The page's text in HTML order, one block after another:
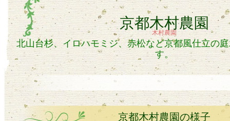
京都木村農園
木村農園
北山台杉、イロハモミジ、赤松など京都風仕立の
す。
京都木村農園の様子